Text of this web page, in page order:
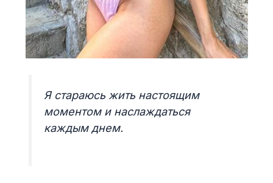
Я стараюсь жить настоящим
моментом и наслаждаться
каждым днем.